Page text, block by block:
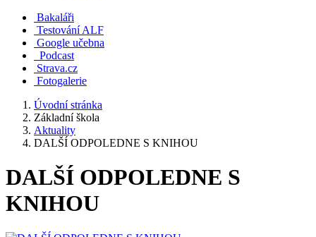
Bakaláři
Testování ALF
Google učebna
Podcast
Strava.cz
Fotogalerie
Úvodní stránka
Základní škola
Aktuality
DALŠÍ ODPOLEDNE S KNIHOU
DALŠÍ ODPOLEDNE S
KNIHOU